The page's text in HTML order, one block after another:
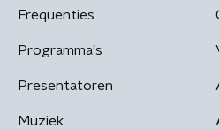
Frequenties
Programma's
Presentatoren
Muziek